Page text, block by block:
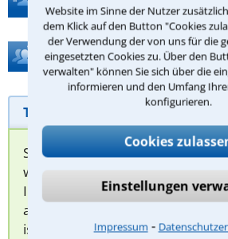
Website im Sinne der Nutzer
dem Klick auf den Button "Cookies
der Verwendung der von uns für die
eingesetzten Cookies zu. Über den
verwalten" können Sie sich über die
informieren und den Umfang
konfigurieren.
Cookies
Einstellungen
Impressum ⁃
Hilfe bei Ihrer
Telefonhilfe
Sie können hier Ihren Fall
werden sich spezialisierte
Ihnen melden, um das weitere
abzuklären. Die Rückmeldung
ist für Sie kostenlos.